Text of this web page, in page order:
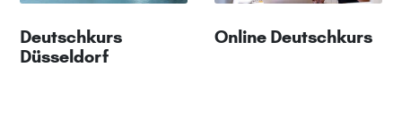
Deutschkurs
Düsseldorf
Online Deutschkurs